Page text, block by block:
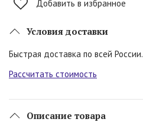
Добавить в избранное
Условия доставки
Быстрая доставка по всей России.
Рассчитать стоимость
Описание товара